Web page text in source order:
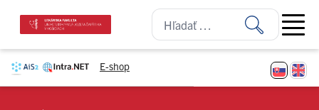
E-shop
Open